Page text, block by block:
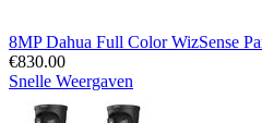
8MP Dahua Full Color WizSense
€830.00
Snelle Weergaven